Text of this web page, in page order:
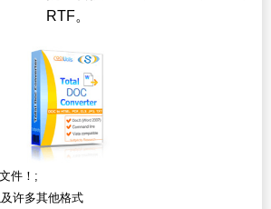
RTF。
件！;
许多其他格式